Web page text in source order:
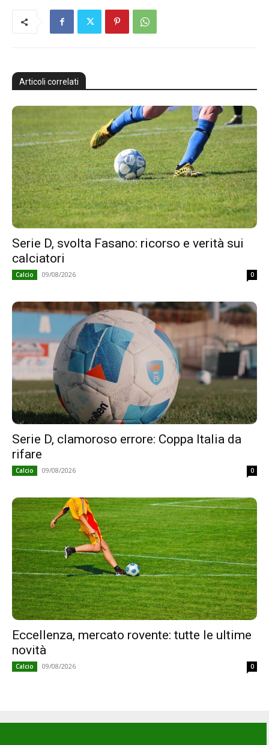
Articoli correlati
Serie D, svolta Fasano: ricorso e verità sui
calciatori
Calcio 09/08/2026 0
Serie D, clamoroso errore: Coppa Italia da
rifare
Calcio 09/08/2026 0
Eccellenza, mercato rovente: tutte le ultime
novità
Calcio 09/08/2026 0